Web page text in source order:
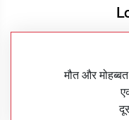
मौत और